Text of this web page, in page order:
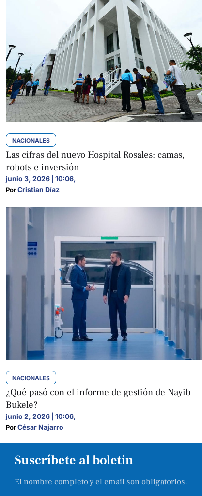
NACIONALES
Las cifras del nuevo Hospital Rosales: camas,
robots e inversión
junio 3, 2026 | 10:06,
Por Cristian Díaz
NACIONALES
¿Qué pasó con el informe de gestión de Nayib
Bukele?
junio 2, 2026 | 10:06,
Por César Najarro
Suscríbete al boletín
El nombre completo y el email son obligatorios.